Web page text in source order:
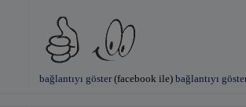
bağlantıyı göster(facebook ile) bağlantıyı